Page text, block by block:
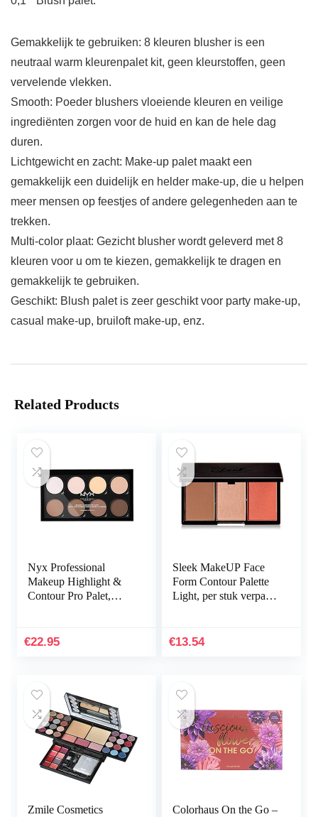
Gemakkelijk te gebruiken: 8 kleuren blusher is een
neutraal warm kleurenpalet kit, geen kleurstoffen, geen
vervelende vlekken.
Smooth: Poeder blushers vloeiende kleuren en veilige
ingrediënten zorgen voor de huid en kan de hele dag
duren.
Lichtgewicht en zacht: Make-up palet maakt een
gemakkelijk een duidelijk en helder make-up, die u helpen
meer mensen op feestjes of andere gelegenheden aan te
trekken.
Multi-color plaat: Gezicht blusher wordt geleverd met 8
kleuren voor u om te kiezen, gemakkelijk te dragen en
gemakkelijk te gebruiken.
Geschikt: Blush palet is zeer geschikt voor party make-up,
casual make-up, bruiloft make-up, enz.
Related Products
Nyx Professional
Makeup Highlight &
Contour Pro Palet,
Tinten
€22.95
Sleek MakeUP Face
Form Contour Palette
Light, per stuk verpakt
€13.54
Zmile Cosmetics
Colorhaus On the Go –